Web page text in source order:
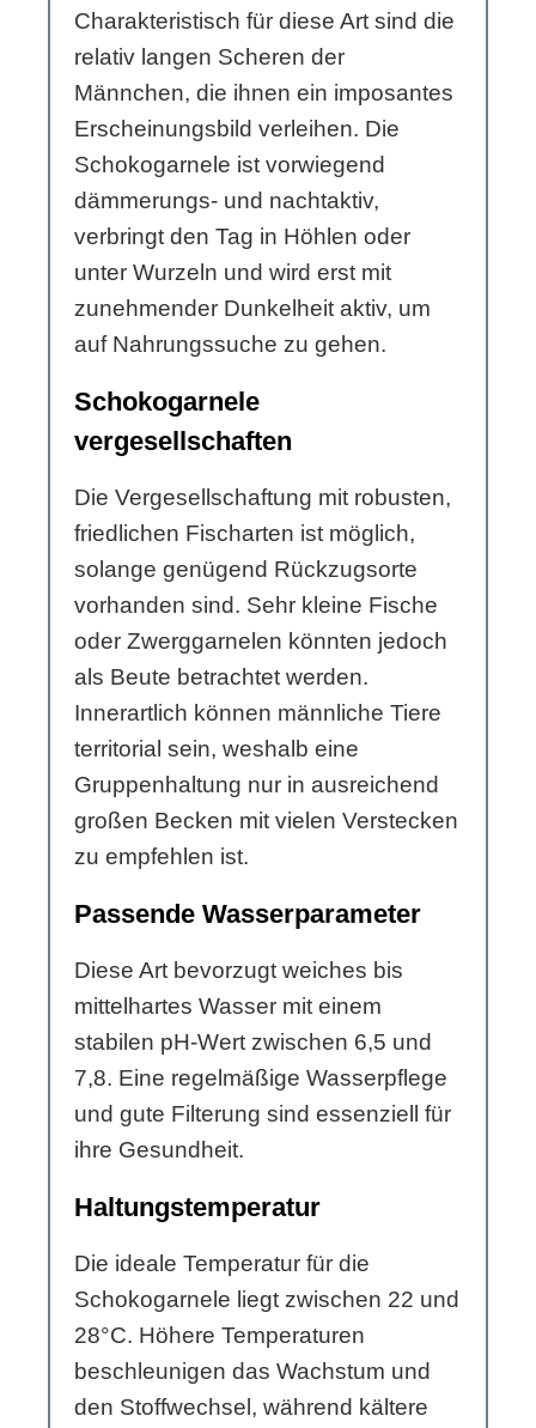
Charakteristisch für diese Art sind die
relativ langen Scheren der
Männchen, die ihnen ein imposantes
Erscheinungsbild verleihen. Die
Schokogarnele ist vorwiegend
dämmerungs- und nachtaktiv,
verbringt den Tag in Höhlen oder
unter Wurzeln und wird erst mit
zunehmender Dunkelheit aktiv, um
auf Nahrungssuche zu gehen.
Schokogarnele
vergesellschaften
Die Vergesellschaftung mit robusten,
friedlichen Fischarten ist möglich,
solange genügend Rückzugsorte
vorhanden sind. Sehr kleine Fische
oder Zwerggarnelen könnten jedoch
als Beute betrachtet werden.
Innerartlich können männliche Tiere
territorial sein, weshalb eine
Gruppenhaltung nur in ausreichend
großen Becken mit vielen Verstecken
zu empfehlen ist.
Passende Wasserparameter
Diese Art bevorzugt weiches bis
mittelhartes Wasser mit einem
stabilen pH-Wert zwischen 6,5 und
7,8. Eine regelmäßige Wasserpflege
und gute Filterung sind essenziell für
ihre Gesundheit.
Haltungstemperatur
Die ideale Temperatur für die
Schokogarnele liegt zwischen 22 und
28°C. Höhere Temperaturen
beschleunigen das Wachstum und
den Stoffwechsel, während kältere